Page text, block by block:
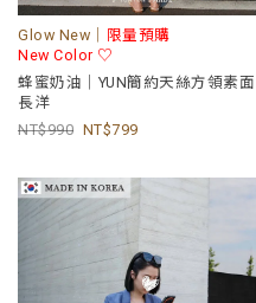
Glow New｜
限量預購
New Color ♡
蜂蜜奶油｜YUN簡約天絲方領素面
長洋
990
799